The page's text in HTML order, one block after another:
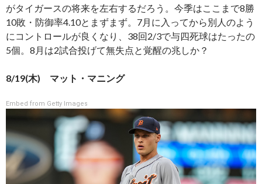
がタイガースの将来を左右するだろう。今季はここまで8勝
10敗・防御率4.10とまずまず。7月に入ってから別人のよう
にコントロールが良くなり、38回2/3で与四死球はたったの
5個。8月は2試合投げて無失点と覚醒の兆しか？
8/19(木) マット・マニング
Embed from Getty Images